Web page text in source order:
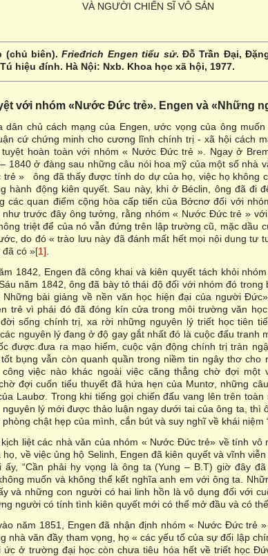
VÀ NGƯỜI CHIẾN SĨ VÔ SẢN
(chủ biên).Frieđrich Engen tiểu sử. Đỗ Trần Đại,
hiệu đính. Hà Nội: Nxb. Khoa học xã hội, 1977.
với nhóm «Nước Đức trẻ». Engen và «Những
dân chủ cách mạng của Engen, ước vọng của ông
cứ chứng minh cho cương lĩnh chính trị - xã hội cách
hoàn toàn với nhóm « Nước Đức trẻ ». Ngay ở
1840 ở đàng sau những câu nói hoa mỹ của một số nhà
trẻ » ông đã thấy được tính do dự của họ, việc họ không
hành động kiên quyết. Sau này, khi ở Béclin, ông đã đi
các quan điểm cộng hòa cấp tiến của Bớcnơ đối với
như trước đây ông tưởng, rằng nhóm « Nước Đức trẻ »
triệt để của nó vẫn đứng trên lập trường cũ, mặc dầu
do đó « trào lưu này đã đánh mất hết mọi nội dung tư
đã có »[1]
1842, Engen đã công khai và kiên quyết tách khỏi
năm 1842, ông đã bày tỏ thái độ đối với nhóm đó trong
Những bài giảng về nền văn học hiện đại của người
trẻ vì phái đó đã đóng kín cửa trong môi trường văn
sống chính trị, xa rời những nguyên lý triết học tiên
nguyên lý đang ở độ gay gắt nhất đó là cuộc đấu tranh
được đưa ra mạo hiểm, cuộc vận động chính trị tràn
bụng vẫn còn quanh quần trong niềm tin ngây thơ cho
công việc nào khác ngoài việc căng thẳng chờ đợi một
đợi cuốn tiểu thuyết đã hứa hẹn của Muntơ, những
Laubơ. Trong khi tiếng gọi chiến đấu vang lên trên
nguyên lý mới được thảo luận ngay dưới tai của ông ta, thì
chật hẹp của mình, cắn bút và suy nghĩ về khái niệm
kịch liệt các nhà văn của nhóm « Nước Đức trẻ» về tính vô
về việc ủng hộ Selinh, Engen đã kiên quyết và vĩnh
ấy, “Cần phải hy vọng là ông ta (Yung – B.T) giờ đây
muốn và không thể kết nghĩa anh em với ông ta.
và những con người có hai linh hồn là vô dụng đối với
người có tính tình kiên quyết mới có thể mở đầu và có
năm 1851, Engen đã nhận định nhóm « Nước Đức trẻ
nhà văn đầy tham vọng, họ « các yếu tố của sự đối lập
ức ở trường đại học còn chưa tiêu hóa hết về triết học